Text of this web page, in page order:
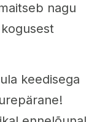
nagu
keedisega